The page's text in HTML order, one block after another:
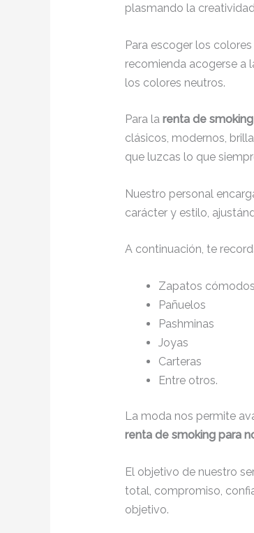
plasmando la
Para escoger los
recomienda acogerse a
los colores neutros.
Para la renta de
clásicos, modernos,
que luzcas lo que
Nuestro personal
carácter y estilo,
A continuación, te
Zapatos
Pañuelos
Pashminas
Joyas
Carteras
Entre otros.
La moda nos permite
renta de smoking para
El objetivo de nuestro
total, compromiso,
objetivo.